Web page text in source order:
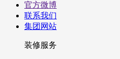
官方微博
联系我们
集团网站
装修服务